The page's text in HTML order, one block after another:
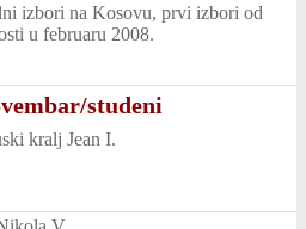
izbori na Kosovu, prvi izbori od
u februaru 2008.
studeni
kralj Jean I.